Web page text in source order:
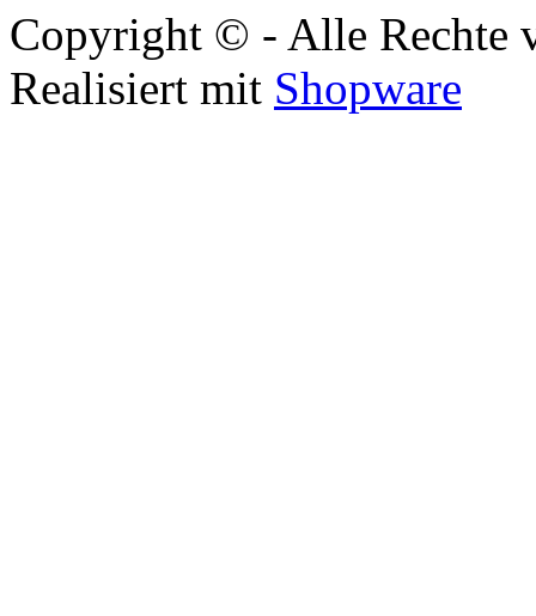
Copyright © - Alle Rechte
Realisiert mit Shopware